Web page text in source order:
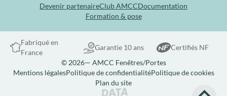
Devenir partenaireClub AMCCDocumentation
Formation & pose
Fabriqué en
France
Garantie 10 ans
Certifiés NF
© 2026— AMCC Fenêtres/Portes
Mentions légalesPolitique de confidentialitéPolitique de cookies
Plan du site
Site réalisé par Data Projekt